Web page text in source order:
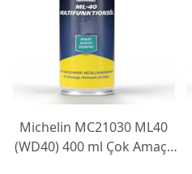
Michelin MC21030 ML40
(WD40) 400 ml Çok Amaçlı